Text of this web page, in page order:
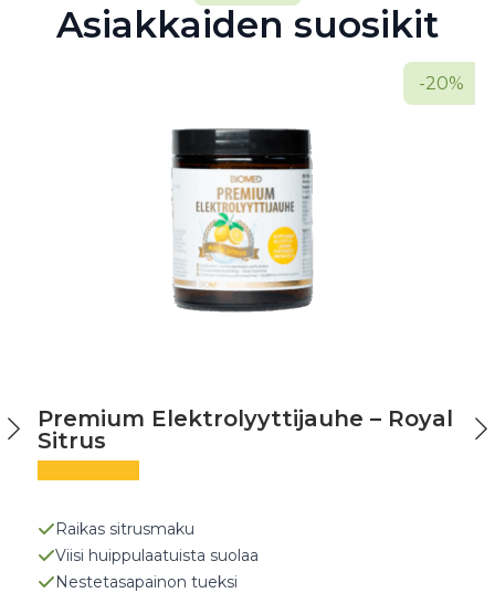
Asiakkaiden suosikit
-20%
Raikas sitrusmaku
Viisi huippulaatuista suolaa
Nestetasapainon tueksi
Premium Elektrolyyttijauhe – Royal
Sitrus